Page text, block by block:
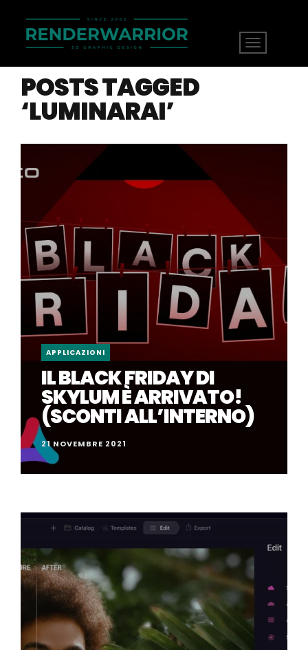
POSTS TAGGED
‘LUMINARAI’
APPLICAZIONI
IL BLACK FRIDAY DI
SKYLUM È ARRIVATO!
(SCONTI ALL’INTERNO)
21 NOVEMBRE 2021